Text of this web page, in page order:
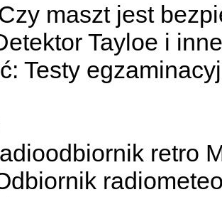
maszt jest
Tayloe i
Testy
retro